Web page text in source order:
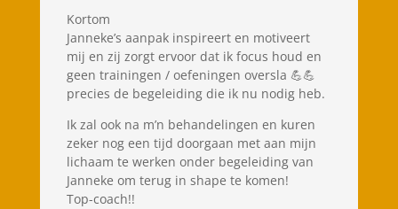
Kortom
Janneke’s aanpak inspireert en motiveert
mij en zij zorgt ervoor dat ik focus houd en
geen trainingen / oefeningen oversla 💪💪
precies de begeleiding die ik nu nodig heb.
Ik zal ook na m’n behandelingen en kuren
zeker nog een tijd doorgaan met aan mijn
lichaam te werken onder begeleiding van
Janneke om terug in shape te komen!
Top-coach!!